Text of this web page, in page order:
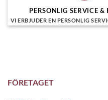
PERSONLIG SERVICE &
VI ERBJUDER EN PERSONLIG
FÖRETAGET